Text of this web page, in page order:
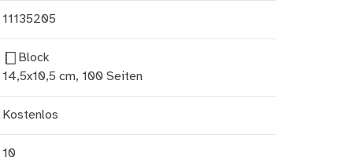
11135205
Block
14,5x10,5 cm, 100 Seiten
Kostenlos
10